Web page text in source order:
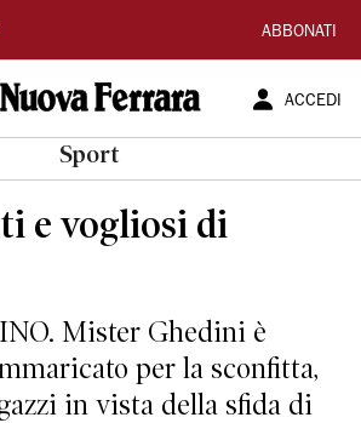
ABBONATI
ACCEDI
Sport
e vogliosi di
Mister Ghedini è
per la sconfitta,
in vista della sfida di